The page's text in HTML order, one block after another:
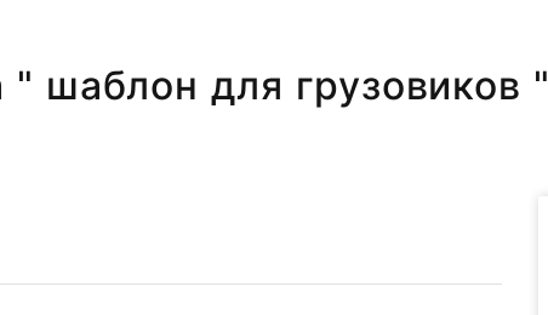
" шаблон для грузовиков "